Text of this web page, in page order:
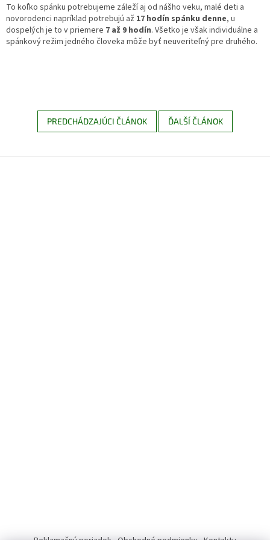
To koľko spánku potrebujeme záleží aj od nášho veku, malé deti a
novorodenci napríklad potrebujú až 17 hodín spánku denne, u
dospelých je to v priemere 7 až 9 hodín. Všetko je však individuálne a
spánkový režim jedného človeka môže byť neuveriteľný pre druhého.
PREDCHÁDZAJÚCI ČLÁNOK ĎALŠÍ ČLÁNOK